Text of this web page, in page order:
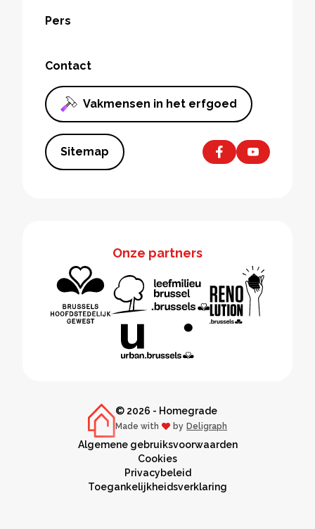
Pers
Contact
Vakmensen in het erfgoed
Sitemap
Onze partners
© 2026 - Homegrade
Made with love
by Deligraph
Algemene gebruiksvoorwaarden
Cookies
Privacybeleid
Toegankelijkheidsverklaring